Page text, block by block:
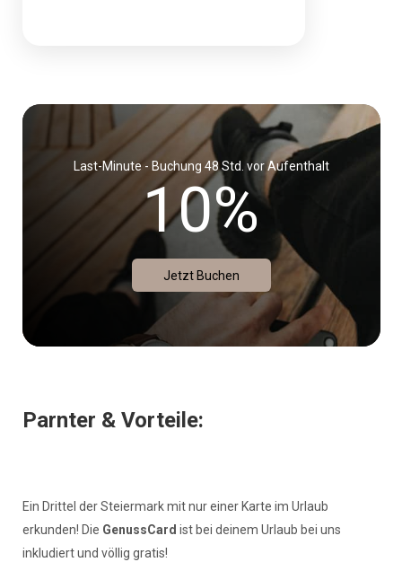
Last-Minute - Buchung 48 Std. vor Aufenthalt
10%
Jetzt Buchen
Parnter & Vorteile:
Ein Drittel der Steiermark mit nur einer Karte im Urlaub
erkunden! Die GenussCard ist bei deinem Urlaub bei uns
inkludiert und völlig gratis!